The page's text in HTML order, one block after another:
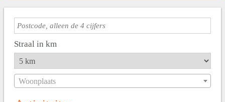
Straal in km
Woonplaats